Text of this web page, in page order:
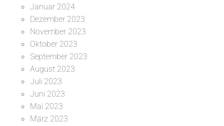
Januar 2024
Dezember 2023
November 2023
Oktober 2023
September 2023
August 2023
Juli 2023
Juni 2023
Mai 2023
März 2023